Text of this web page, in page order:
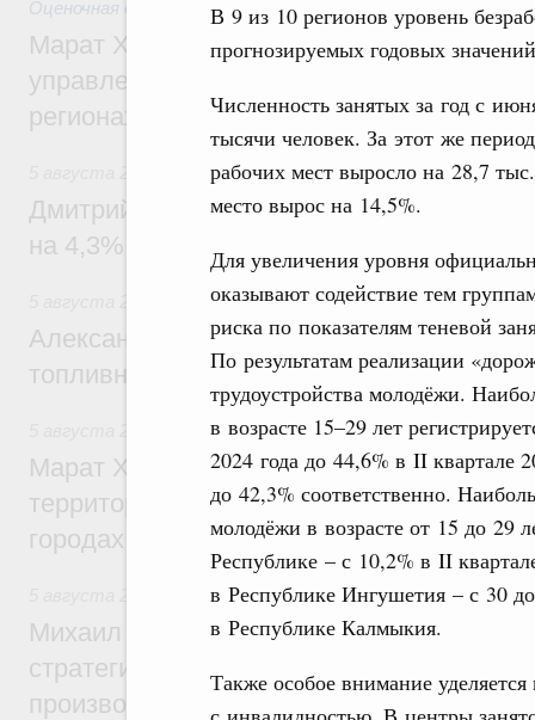
В 9 из 10 регионов уровень
прогнозируемых годовых
Численность занятых за год с
тысячи человек. За этот же
рабочих мест выросло на 28,7
место вырос на 14,5%.
Для увеличения уровня
оказывают содействие тем
риска по показателям теневой
По результатам реализации
трудоустройства молодёжи.
в возрасте 15–29 лет
2024 года до 44,6% в II квартале
до 42,3% соответственно.
молодёжи в возрасте от 15 до 29
Республике – с 10,2% в II
в Республике Ингушетия – с 30
в Республике Калмыкия.
Также особое внимание
Оценочная деятельность
Марат Хуснуллин: По решению
управление «ДОМ.РФ» перейдёт более
регионах
Внутренний и въездной туризм
Дмитрий Чернышенко: Внутренний
на 4,3%, въездной – на 20,1%
Оборот бензина и дизельного топлива
Александр Новак провёл совещание по
топливном рынке
Жилищная политика, рынок жилья
Марат Хуснуллин: Первые проекты
территорий в Донбассе и Новороссии
городах ДНР
Вопросы производительности труда и
Михаил Мишустин дал поручения по
стратегической сессии, посвящённой
производительности труда